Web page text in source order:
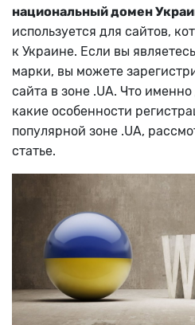
национальный домен
используется для сайтов,
к Украине. Если вы
марки, вы можете
сайта в зоне .UA. Что
какие особенности
популярной зоне .UA,
статье.